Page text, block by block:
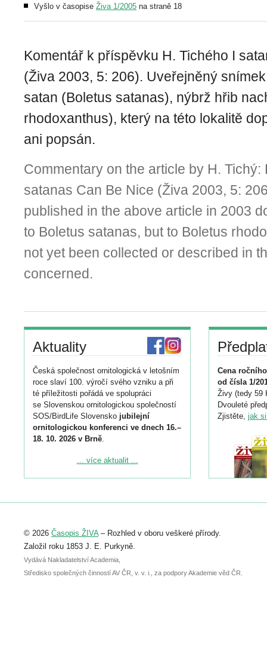
Vyšlo v časopise Živa 1/2005 na straně 18
Komentář k příspěvku H. Tichého I
(Živa 2003, 5: 206). Uveřejněný
satan (Boletus satanas), nýbrž hřib
rhodoxanthus), který na této lokalitě
ani popsán.
Commentary on the article by H. Tichý:
satanas Can Be Nice (Živa 2003, 5:
published in the above article in 2003
to Boletus satanas, but to Boletus
not yet been collected or described in
concerned.
Aktuality
Česká společnost ornitologická v letošním
roce slaví 100. výročí svého vzniku a při
té příležitosti pořádá ve spolupráci
se Slovenskou ornitologickou společností
SOS/BirdLife Slovensko jubilejní
ornitologickou konferenci ve dnech 16.–
18. 10. 2026 v Brně.
Podrobnější informace ke konferenci
Registrovat se můžete do 6. září.
abstraktu přihlášené přednášky nebo
posteru je už 30. června.
... více aktualit ...
Cena
od čísla 1/
Živy (tedy 59
Dvouleté
Zjistěte, jak
© 2026 Časopis ŽIVA– Rozhled v oboru veškeré přírody.
Založil roku 1853 J. E. Purkyně.
Vydává Nakladatelství Academia,
Středisko společných činností AV ČR, v. v. i., za podpory Akademie věd ČR.